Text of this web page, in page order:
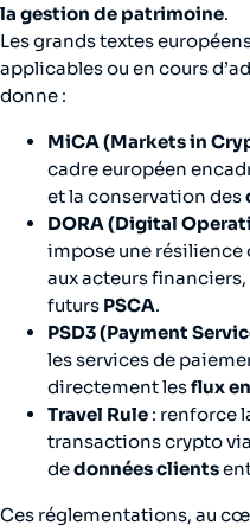
la gestion de patrimoine.
Les grands textes
applicables ou en cours
donne :
MiCA (Markets in
cadre européen
et la conservation des
DORA (Digital
impose une
aux acteurs
futurs PSCA.
PSD3 (Payment
les services de
directement lesflux
Travel Rule : renforce
transactions crypto
dedonnées clients
Ces réglementations, au